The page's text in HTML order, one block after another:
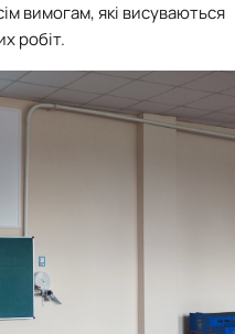
вимогам, які висуваються
робіт.